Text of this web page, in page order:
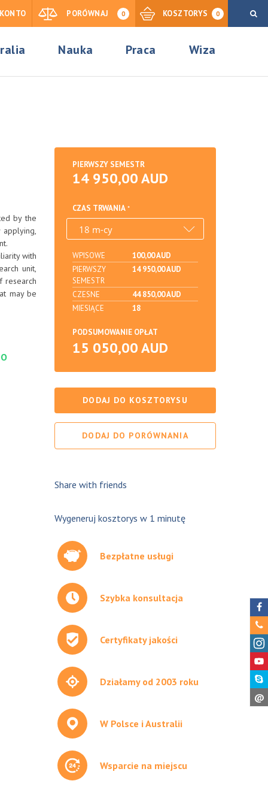
KONTO PORÓWNAJ 0 KOSZTORYS 0
Nauka Praca Wiza
by the
with
unit,
research
may be
PIERWSZY SEMESTR
14 950,00 AUD
CZAS TRWANIA
WPISOWE
100,00 AUD
PIERWSZY
SEMESTR
14 950,00 AUD
CZESNE
44 850,00 AUD
MIESIĄCE
18
PODSUMOWANIE OPŁAT
15 050,00 AUD
DODAJ DO KOSZTORYSU
DODAJ DO PORÓWNANIA
Share with friends
Wygeneruj kosztorys w 1 minutę
Bezpłatne usługi
Szybka konsultacja
Certyfikaty jakości
Działamy od 2003 roku
W Polsce i Australii
Wsparcie na miejscu
@